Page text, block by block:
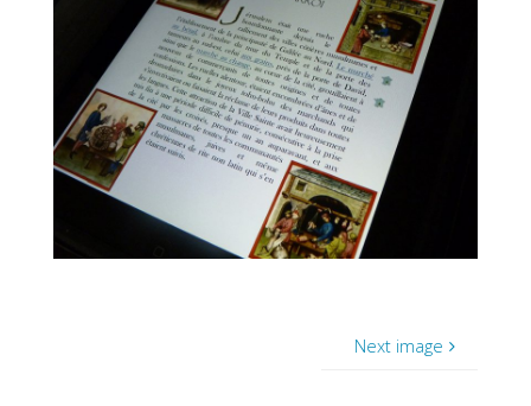
Next image